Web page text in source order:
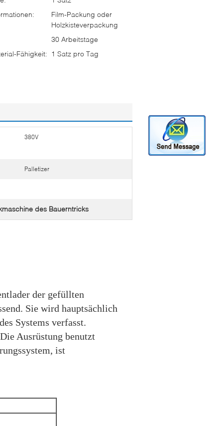
Film-Packung oder
Holzkisteverpackung
30 Arbeitstage
Fähigkeit: 1 Satz pro Tag
380V
Palletizer
des Bauerntricks
der gefüllten
Sie wird hauptsächlich
Systems verfasst.
Ausrüstung benutzt
ist